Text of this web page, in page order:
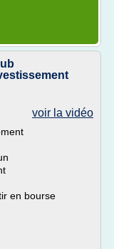
voir la vidéo
en bourse